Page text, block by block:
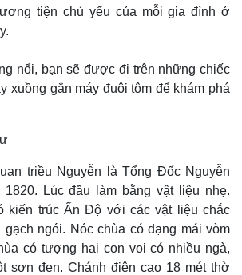
tiện chủ yếu của mỗi gia đình ở
nổi, bạn sẽ được đi trên những chiếc
xuồng gắn máy đuôi tôm để khám phá
triều Nguyễn là Tổng Đốc Nguyễn
1820. Lúc đầu làm bằng vật liệu nhẹ.
kiến trúc Ấn Độ với các vật liệu chắc
ngói. Nóc chùa có dạng mái vòm
có tượng hai con voi có nhiều ngà,
sơn đen. Chánh điện cao 18 mét thờ